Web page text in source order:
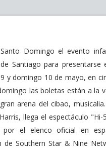
Domingo el evento
Santiago para presentarse
y domingo 10 de mayo, en
las boletas están a la
arena del cibao,
llega el espectáculo "Hi-
el elenco oficial en
de Southern Star & Nine